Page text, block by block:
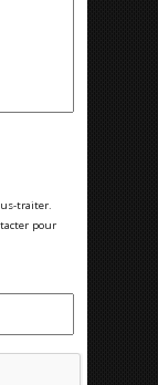
traiter.
pour